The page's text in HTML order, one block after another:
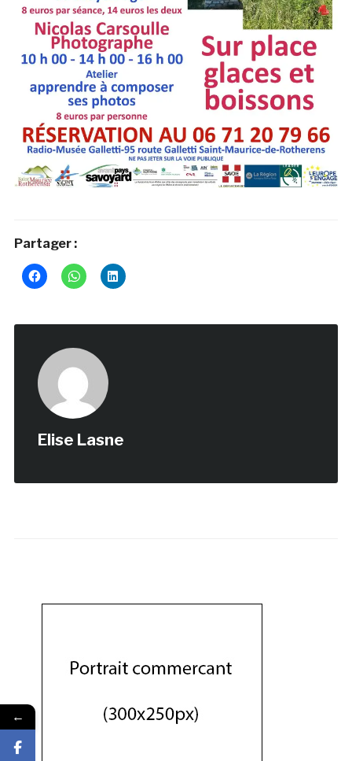
Partager :
Elise Lasne
←